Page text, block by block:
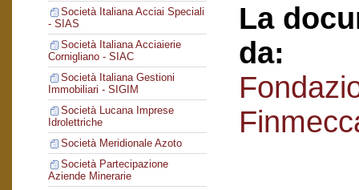
Società Italiana Acciai Speciali
- SIAS
Società Italiana Acciaierie
Cornigliano - SIAC
Società Italiana Gestioni
Immobiliari - SIGIM
Società Lucana Imprese
Idrolettriche
Società Meridionale Azoto
Società Partecipazione
Aziende Minerarie
La
da: